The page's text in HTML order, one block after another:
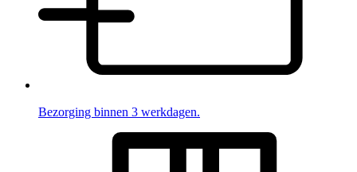
Bezorging binnen 3 werkdagen.